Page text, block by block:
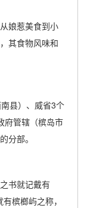
娘惹美食到小
其食物风味和
县）、威省3个
府管辖（槟岛市
分部。
书就记戴有
槟榔屿之称，